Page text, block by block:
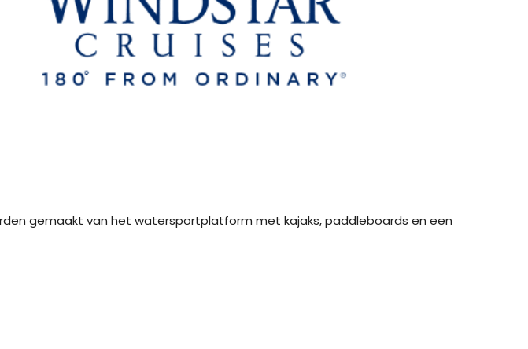
gemaakt van het watersportplatform met kajaks, paddleboards en een